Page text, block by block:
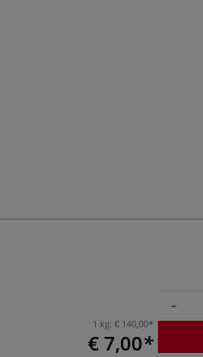
1 kg:€ 140,00
€ 7,00
-